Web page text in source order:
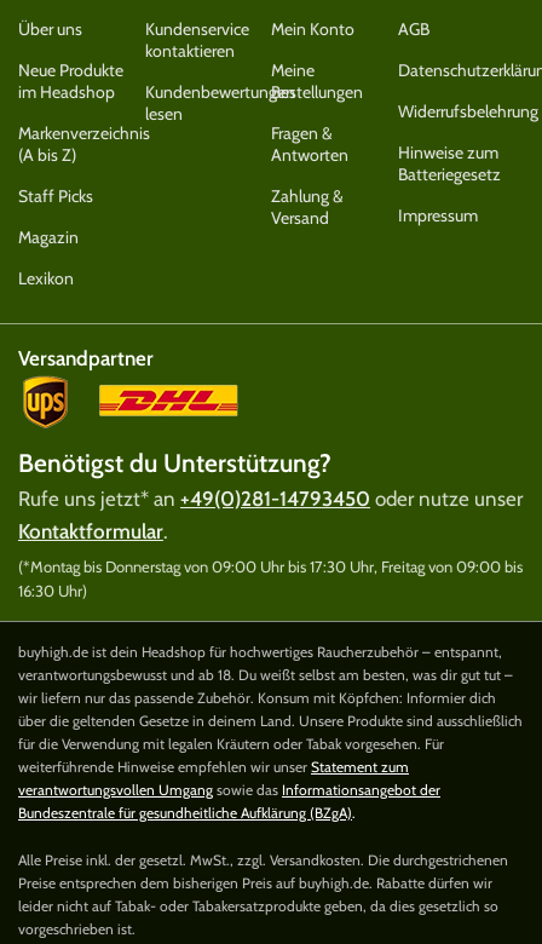
Über uns
Neue Produkte
im Headshop
Markenverzeichnis
(A bis Z)
Staff Picks
Magazin
Lexikon
Kundenservice
kontaktieren
Kundenbewertungen
lesen
Mein Konto
Meine
Bestellungen
Fragen &
Antworten
Zahlung &
Versand
AGB
Widerrufsbelehrung
Hinweise zum
Batteriegesetz
Impressum
Versandpartner
Benötigst du Unterstützung?
Rufe uns jetzt* an +49(0)281-14793450 oder nutze unser
Kontaktformular.
(*Montag bis Donnerstag von 09:00 Uhr bis 17:30 Uhr, Freitag von 09:00 bis
16:30 Uhr)
buyhigh.de ist dein Headshop für hochwertiges Raucherzubehör – entspannt,
verantwortungsbewusst und ab 18. Du weißt selbst am besten, was dir gut tut –
wir liefern nur das passende Zubehör. Konsum mit Köpfchen: Informier dich
über die geltenden Gesetze in deinem Land. Unsere Produkte sind ausschließlich
für die Verwendung mit legalen Kräutern oder Tabak vorgesehen. Für
weiterführende Hinweise empfehlen wir unser Statement zum
verantwortungsvollen Umgang sowie das Informationsangebot der
Bundeszentrale für gesundheitliche Aufklärung (BZgA).
Alle Preise inkl. der gesetzl. MwSt., zzgl. Versandkosten. Die durchgestrichenen
Preise entsprechen dem bisherigen Preis auf buyhigh.de. Rabatte dürfen wir
leider nicht auf Tabak- oder Tabakersatzprodukte geben, da dies gesetzlich so
vorgeschrieben ist.